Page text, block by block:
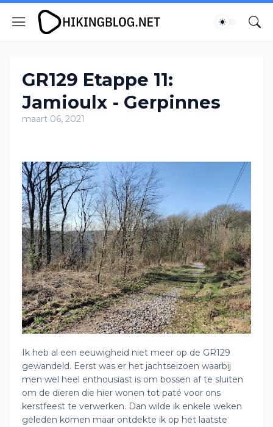
GR129 Etappe 11:
Jamioulx - Gerpinnes
maart 06, 2021
Ik heb al een eeuwigheid niet meer op de GR129
gewandeld. Eerst was er het jachtseizoen waarbij
men wel heel enthousiast is om bossen af te sluiten
om de dieren die hier wonen tot paté voor ons
kerstfeest te verwerken. Dan wilde ik enkele weken
geleden komen maar ontdekte ik op het laatste